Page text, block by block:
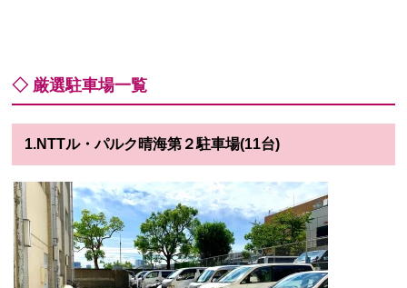
◇ 厳選駐車場一覧
1.NTTル・パルク晴海第２駐車場(11台)